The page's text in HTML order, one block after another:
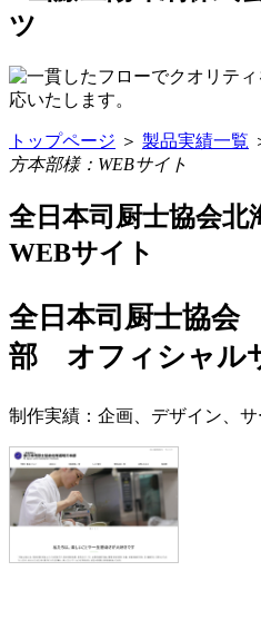
トップページ ＞ 製品実績一覧
方本部様：WEBサイト
全日本司厨士協会北
WEBサイト
全日本司厨士協
部 オフィシャル
制作実績：企画、デザイン、